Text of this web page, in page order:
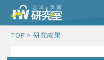
TOP 研究成果